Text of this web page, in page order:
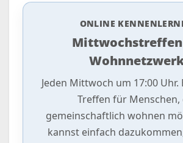
ONLINE
Jeden Mittwoch um 17:00 Uhr.
Treffen für Menschen,
gemeinschaftlich wohnen
kannst einfach